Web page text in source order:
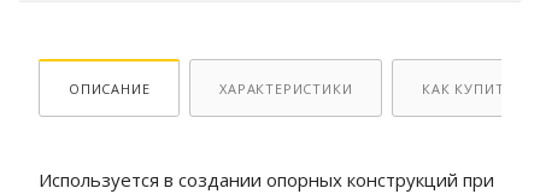
ОПИСАНИЕ ХАРАКТЕРИСТИКИ КАК КУПИТЬ
Используется в создании опорных конструкций при